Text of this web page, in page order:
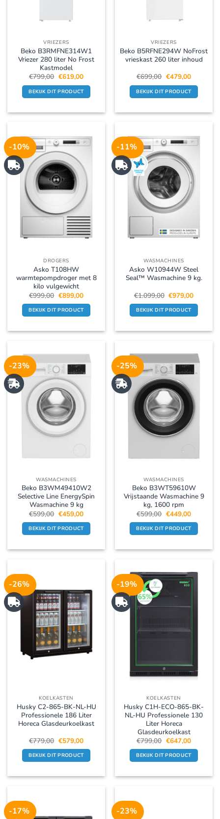
VRIEZERS
Beko B3RMFNE314W1
Vriezer 280 liter No Frost
Kastmodel
€799,00 Oorspronkelijke
was:
€799,00.
€619,00Huidige
is:
€619,00.
BEKIJK DIT PRODUCT
VRIEZERS
Beko B5RFNE294W NoFrost
vrieskast 260 liter inhoud
€699,00 Oorspronkelijke
was:
€699,00.
€479,00Huidige
is:
€479,00.
BEKIJK DIT PRODUCT
-10%
DROGERS
Asko T108HW
warmtepompdroger met 8
kilo vulgewicht
€999,00 Oorspronkelijke
prijs
was:
€999,00.
€899,00Huidige
is:
€899,00.
BEKIJK DIT PRODUCT
-11%
WASMACHINES
Asko W10944W Steel
Seal™ Wasmachine 9 kg.
€1.099,00 Oorspronkelijke
prijs
was:
€1.099,00.
€979,00Huidige
is:
€979,00.
BEKIJK DIT PRODUCT
-23%
WASMACHINES
Beko B3WM49410W2
Selective Line EnergySpin
Wasmachine 9 kg
€599,00 Oorspronkelijke
prijs
was:
€599,00.
€459,00Huidige
is:
€459,00.
BEKIJK DIT PRODUCT
-25%
WASMACHINES
Beko B3WT59610W
Vrijstaande Wasmachine 9
kg, 1600 rpm
€599,00 Oorspronkelijke
prijs
was:
€599,00.
€449,00Huidige
is:
€449,00.
BEKIJK DIT PRODUCT
-26%
KOELKASTEN
Husky C2-865-BK-NL-HU
Professionele 186 Liter
Horeca Glasdeurkoelkast
€779,00 Oorspronkelijke
prijs
was:
€779,00.
€579,00Huidige
prijs
is:
€579,00.
BEKIJK DIT PRODUCT
-19%
KOELKASTEN
Husky C1H-ECO-865-BK-
NL-HU Professionele 130
Liter Horeca
Glasdeurkoelkast
€799,00 Oorspronkelijke
prijs
was:
€799,00.
€647,00Huidige
prijs
is:
€647,00.
BEKIJK DIT PRODUCT
-17% -23%